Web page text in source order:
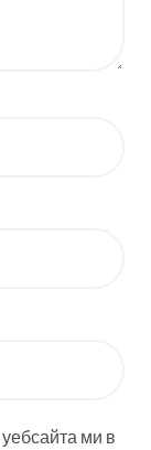
ми в